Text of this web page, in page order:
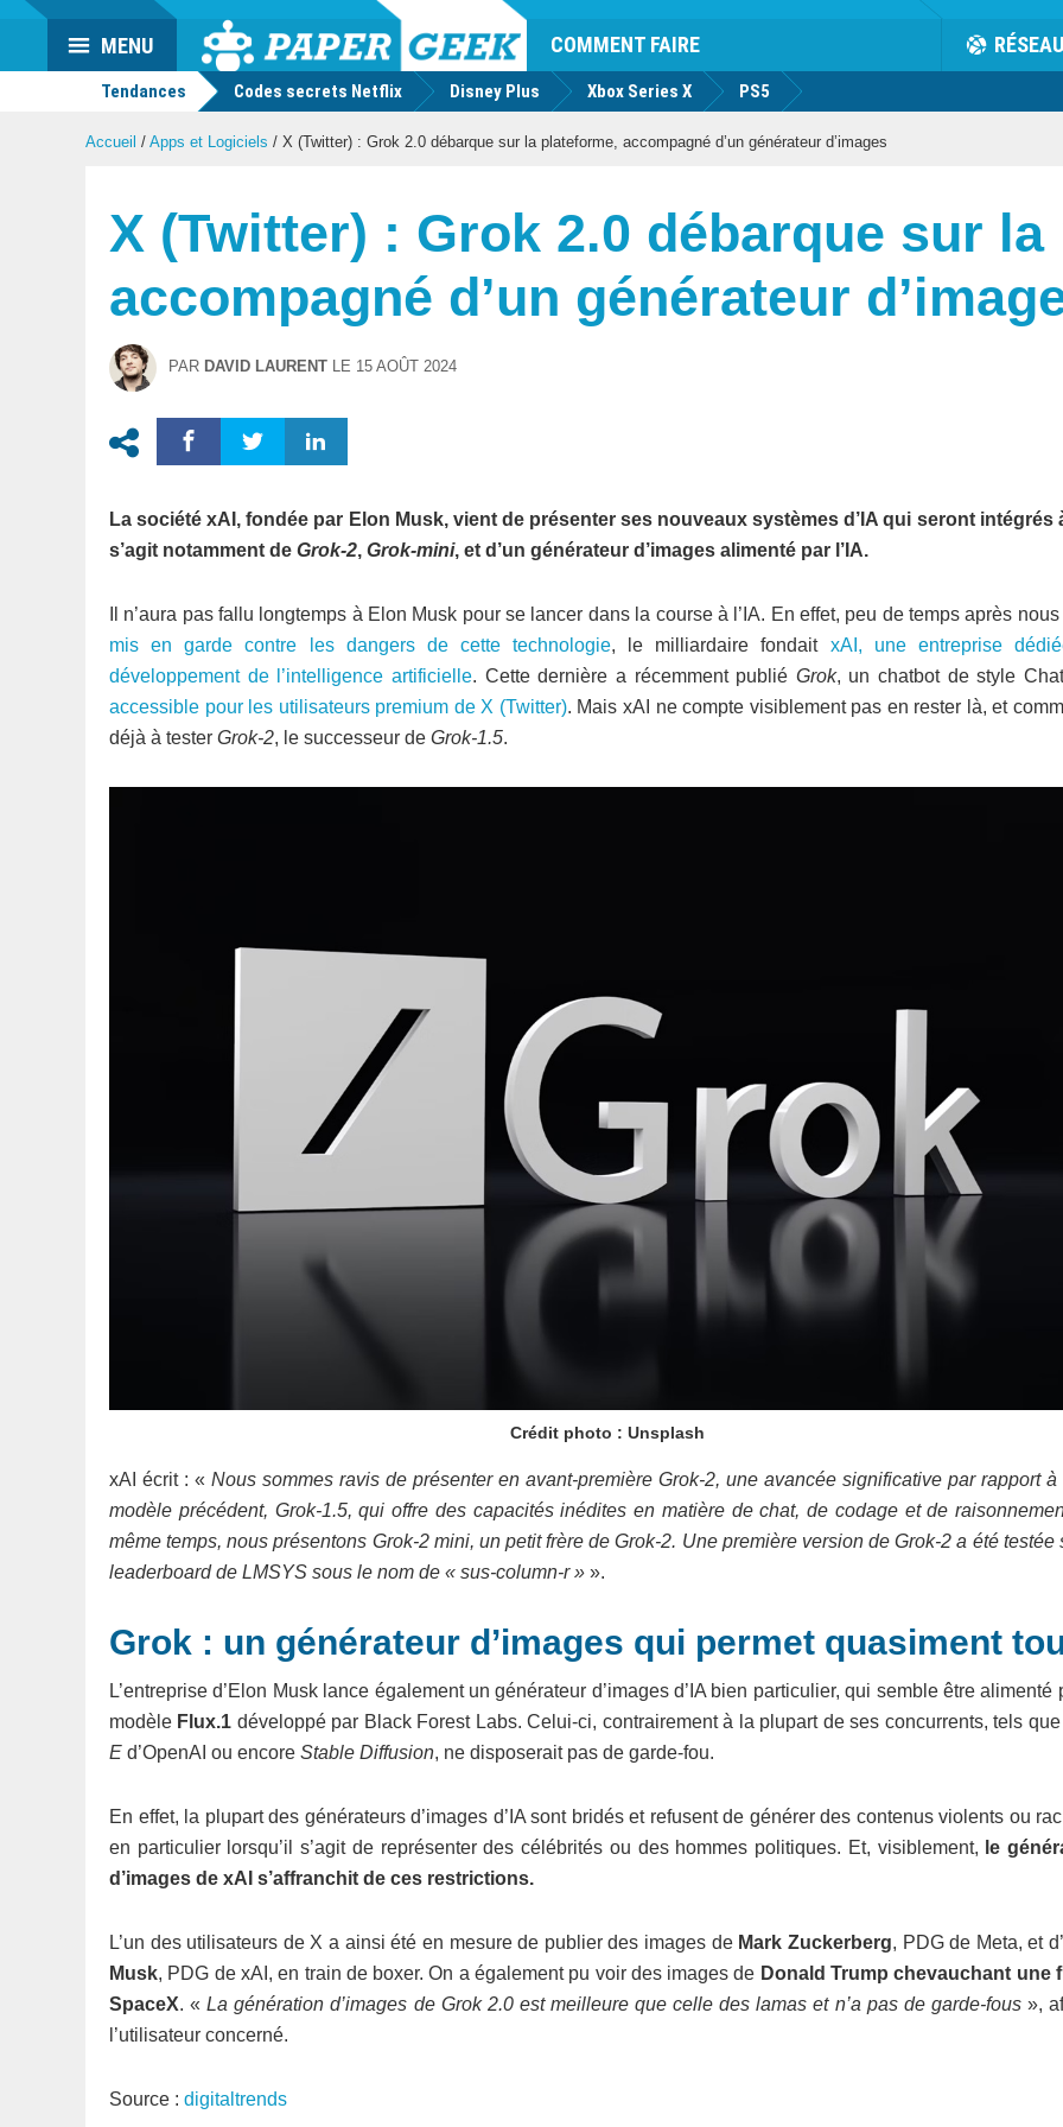
Actu
geek
COMMENT FAIRE RÉSEAU
MENU
Tendances Codes secrets Netflix Disney Plus Xbox Series X PS5
Accueil / Apps et Logiciels / X (Twitter) : Grok 2.0 débarque sur la plateforme, accompagné d’un générateur d’images
X (Twitter) : Grok 2.0 débarque sur
accompagné d’un générateur
PAR DAVID LAURENT LE 15 AOÛT 2024
La société xAI, fondée par Elon Musk, vient de présenter ses nouveaux systèmes d’IA qui seront intégrés
s’agit notamment de Grok-2, Grok-mini, et d’un générateur d’images alimenté par l’IA.
Il n’aura pas fallu longtemps à Elon Musk pour se lancer dans la course à l’IA. En effet, peu de temps après
mis en garde contre les dangers de cette technologie, le milliardaire fondait xAI, une entreprise
développement de l’intelligence artificielle. Cette dernière a récemment publié Grok, un chatbot de style
accessible pour les utilisateurs premium de X (Twitter). Mais xAI ne compte visiblement pas en rester là, et
déjà à tester Grok-2, le successeur de Grok-1.5.
Crédit photo : Unsplash
xAI écrit : « Nous sommes ravis de présenter en avant-première Grok-2, une avancée significative par rapport à
modèle précédent, Grok-1.5, qui offre des capacités inédites en matière de chat, de codage et de
même temps, nous présentons Grok-2 mini, un petit frère de Grok-2. Une première version de Grok-2 a été testée
leaderboard de LMSYS sous le nom de « sus-column-r » ».
Grok : un générateur d’images qui permet quasiment
L’entreprise d’Elon Musk lance également un générateur d’images d’IA bien particulier, qui semble être alimenté
modèle Flux.1 développé par Black Forest Labs. Celui-ci, contrairement à la plupart de ses concurrents, tels
E d’OpenAI ou encore Stable Diffusion, ne disposerait pas de garde-fou.
En effet, la plupart des générateurs d’images d’IA sont bridés et refusent de générer des contenus violents ou
en particulier lorsqu’il s’agit de représenter des célébrités ou des hommes politiques. Et, visiblement, le
d’images de xAI s’affranchit de ces restrictions.
L’un des utilisateurs de X a ainsi été en mesure de publier des images de Mark Zuckerberg, PDG de Meta, et
Musk, PDG de xAI, en train de boxer. On a également pu voir des images de Donald Trump chevauchant une
SpaceX. «La génération d’images de Grok 2.0 est meilleure que celle des lamas et n’a pas de garde-fous»,
l’utilisateur concerné.
Source : digitaltrends